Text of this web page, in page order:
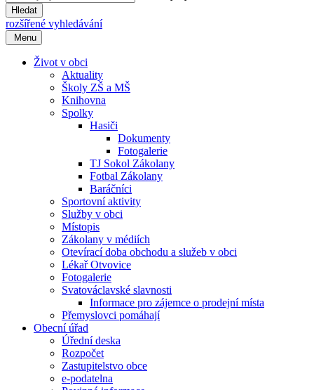
Hledat
rozšířené vyhledávání
Menu
Život v obci
Aktuality
Školy ZŠ a MŠ
Knihovna
Spolky
Hasiči
Dokumenty
Fotogalerie
TJ Sokol Zákolany
Fotbal Zákolany
Baráčníci
Sportovní aktivity
Služby v obci
Místopis
Zákolany v médiích
Otevírací doba obchodu a služeb v obci
Lékař Otvovice
Fotogalerie
Svatováclavské slavnosti
Informace pro zájemce o prodejní místa
Přemyslovci pomáhají
Obecní úřad
Úřední deska
Rozpočet
Zastupitelstvo obce
e-podatelna